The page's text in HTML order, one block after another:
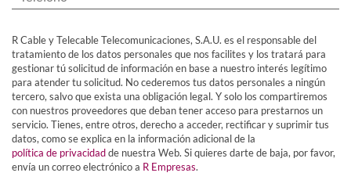
R Cable y Telecable Telecomunicaciones, S.A.U. es el responsable del
tratamiento de los datos personales que nos facilites y los tratará para
gestionar tú solicitud de información en base a nuestro interés legítimo
para atender tu solicitud. No cederemos tus datos personales a ningún
tercero, salvo que exista una obligación legal. Y solo los compartiremos
con nuestros proveedores que deban tener acceso para prestarnos un
servicio. Tienes, entre otros, derecho a acceder, rectificar y suprimir tus
datos, como se explica en la información adicional de la
política de privacidadde nuestra Web. Si quieres darte de baja, por favor,
envía un correo electrónico a R Empresas.